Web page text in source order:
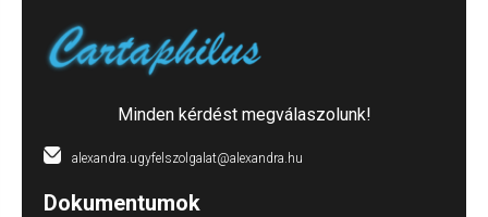
Minden kérdést megválaszolunk!
alexandra.ugyfelszolgalat@alexandra.hu
Dokumentumok